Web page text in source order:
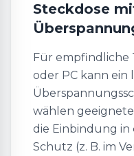
Steckdose
Für empfindliche
oder PC kann ein
wählen
die Einbindung
Schutz (z. B. im